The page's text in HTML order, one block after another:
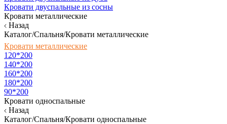
Кровати двуспальные из сосны
Кровати металлические
Назад
Каталог/Спальня/Кровати металлические
Кровати металлические
120*200
140*200
160*200
180*200
90*200
Кровати односпальные
Назад
Каталог/Спальня/Кровати односпальные